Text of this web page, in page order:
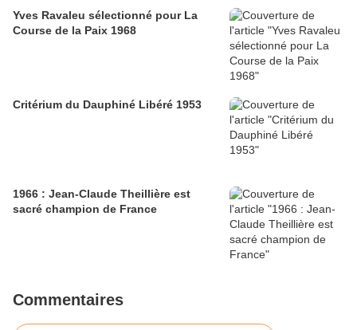
Yves Ravaleu sélectionné pour La
Course de la Paix 1968
Critérium du Dauphiné Libéré 1953
1966 : Jean-Claude Theillière est
sacré champion de France
Commentaires